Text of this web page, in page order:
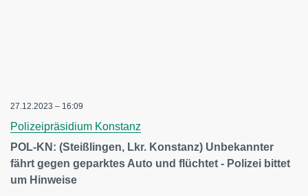
27.12.2023 – 16:09
Polizeipräsidium Konstanz
POL-KN: (Steißlingen, Lkr. Konstanz) Unbekannter
fährt gegen geparktes Auto und flüchtet - Polizei bittet
um Hinweise